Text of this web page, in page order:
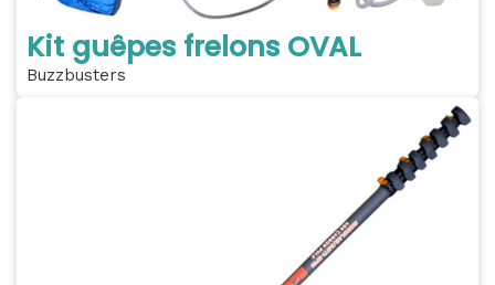
Kit guêpes frelons OVAL
Buzzbusters